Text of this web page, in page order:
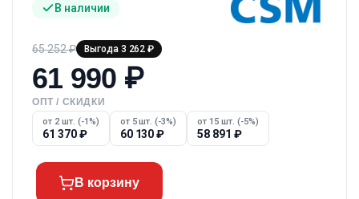
В наличии
65 252₽ Выгода 3 262 ₽
61 990 ₽
ОПТ / СКИДКИ
от 2 шт. (-1%)
61 370₽
от 5 шт. (-3%)
60 130₽
от 15 шт. (-5%)
58 891 ₽
В корзину